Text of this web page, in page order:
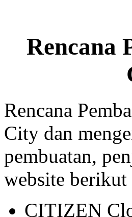
Rencana
Rencana
City dan
pembuatan,
website
CITIZEN